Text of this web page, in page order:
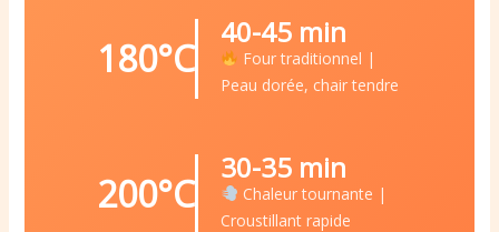
180°C
40-45 min
Four traditionnel |
Peau dorée, chair tendre
200°C
30-35 min
Chaleur tournante |
Croustillant rapide